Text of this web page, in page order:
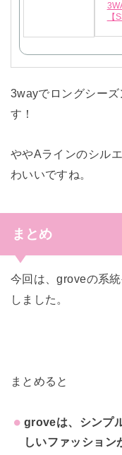
【
3wayでロングシー
す！
ややAラインのシル
わいいですね。
まとめ
今回は、groveの系
しました。
まとめると
groveは、シンプ
しいファッション